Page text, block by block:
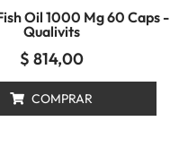
Oil 1000 Mg 60 Caps -
Qualivits
$ 814,00
COMPRAR